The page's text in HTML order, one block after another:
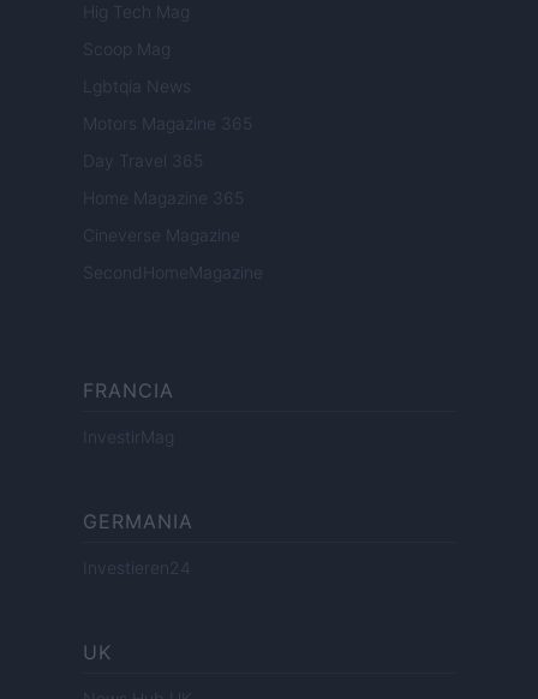
Hig Tech Mag
Scoop Mag
Lgbtqia News
Motors Magazine 365
Day Travel 365
Home Magazine 365
Cineverse Magazine
SecondHomeMagazine
FRANCIA
InvestirMag
GERMANIA
Investieren24
UK